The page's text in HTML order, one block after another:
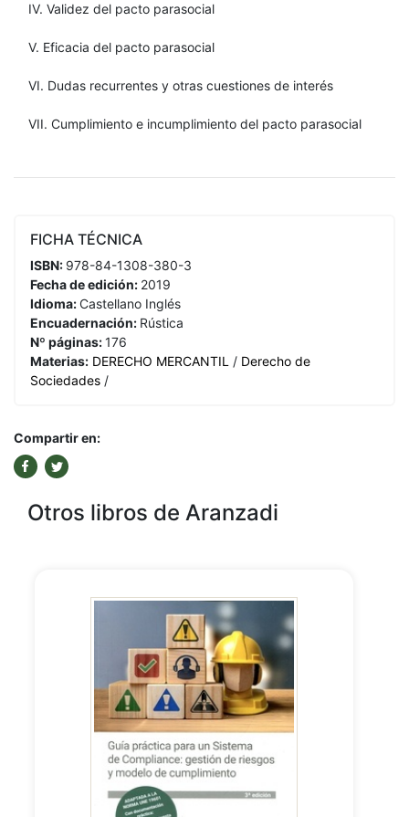
IV. Validez del pacto parasocial
V. Eficacia del pacto parasocial
VI. Dudas recurrentes y otras cuestiones de interés
VII. Cumplimiento e incumplimiento del pacto parasocial
FICHA TÉCNICA
ISBN: 978-84-1308-380-3
Fecha de edición: 2019
Idioma:Castellano Inglés
Encuadernación: Rústica
Nº páginas:176
Materias: DERECHO MERCANTIL / Derecho de
Sociedades /
Compartir en:
Otros libros de Aranzadi